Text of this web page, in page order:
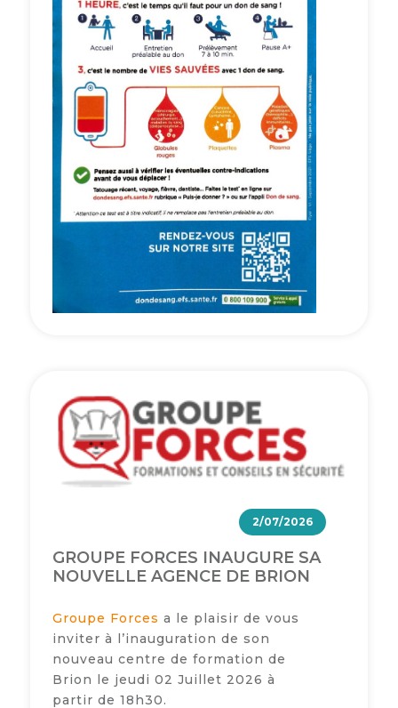
2/07/2026
GROUPE FORCES INAUGURE SA
NOUVELLE AGENCE DE BRION
Groupe Forces a le plaisir de vous
inviter à l’inauguration de son
nouveau centre de formation de
Brion le jeudi 02 Juillet 2026 à
partir de 18h30.